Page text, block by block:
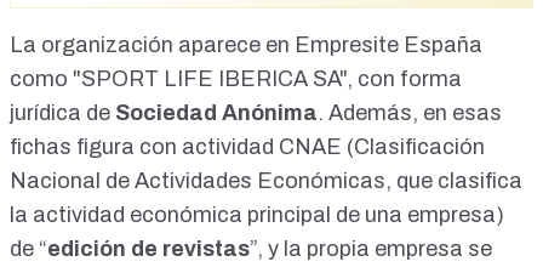
por un marketing solidario que tiene más de marketing que
de solidario. No nos cansaremos de decirlo: las marcas
anulan la lucha social, desvían el foco, edulcoran la
enfermedad y la reducen a un acto (o cinco) de consumo.
No es mejor 100.000 que nada. No a este precio. Mientras
mujeres al día de cáncer de mama. Gracias siempre por
vuestro apoyo para llegar a otras mujeres. ¡Vamos! Que se
sepaaaaaa. 🎤 @mgcanedo 📹 @estermoya_
https://www.facebook.com/groups/322109021321182/perm
alink/3059431790922211/?
La organización aparece en Empresite España
como "SPORT LIFE IBERICA SA", con forma
jurídica de Sociedad Anónima. Además, en esas
fichas figura con actividad CNAE (Clasificación
Nacional de Actividades Económicas, que clasifica
la actividad económica principal de una empresa)
de “edición de revistas”, y la propia empresa se